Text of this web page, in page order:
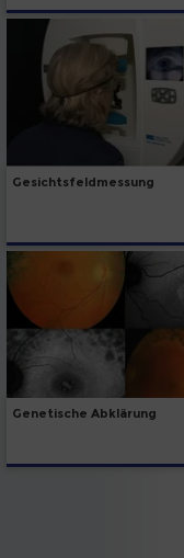
Gesichtsfeldmessung
Genetische Abklärung